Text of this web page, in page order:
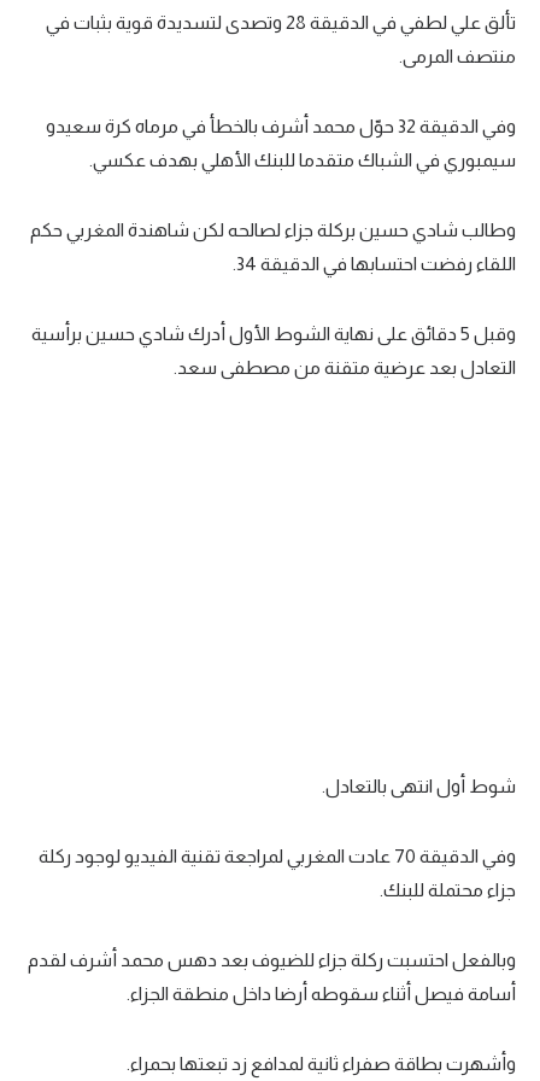
تألق علي لطفي في الدقيقة 28 وتصدى لتسديدة قوية بثبات في
منتصف المرمى.
وفي الدقيقة 32 حوّل محمد أشرف بالخطأ في مرماه كرة سعيدو
سيمبوري في الشباك متقدما للبنك الأهلي بهدف عكسي.
وطالب شادي حسين بركلة جزاء لصالحه لكن شاهندة المغربي حكم
اللقاء رفضت احتسابها في الدقيقة 34.
وقبل 5 دقائق على نهاية الشوط الأول أدرك شادي حسين برأسية
التعادل بعد عرضية متقنة من مصطفى سعد.
شوط أول انتهى بالتعادل.
وفي الدقيقة 70 عادت المغربي لمراجعة تقنية الفيديو لوجود ركلة
جزاء محتملة للبنك.
وبالفعل احتسبت ركلة جزاء للضيوف بعد دهس محمد أشرف لقدم
أسامة فيصل أثناء سقوطه أرضا داخل منطقة الجزاء.
وأشهرت بطاقة صفراء ثانية لمدافع زد تبعتها بحمراء.